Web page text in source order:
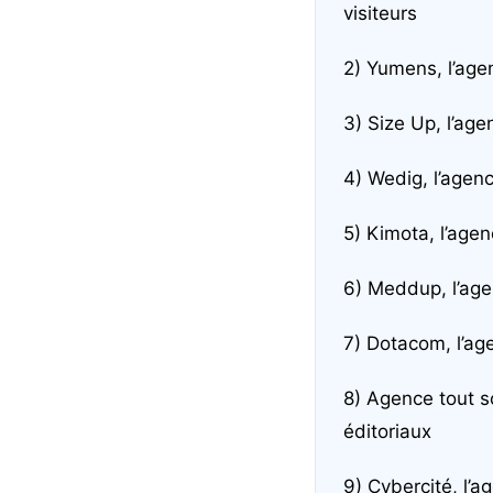
visiteurs
2) Yumens,
3) Size Up,
4) Wedig,
5) Kimota,
6) Meddup,
7) Dotacom,
8) Agence tout
éditoriaux
9) Cybercité,